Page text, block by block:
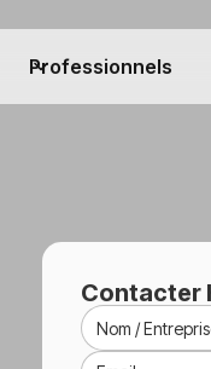
Professionnels
Contacter